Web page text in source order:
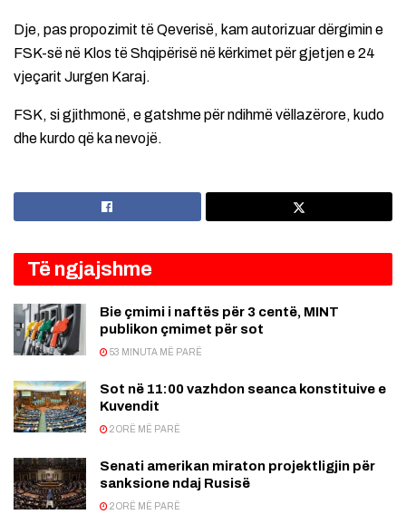
Dje, pas propozimit të Qeverisë, kam autorizuar dërgimin e
FSK-së në Klos të Shqipërisë në kërkimet për gjetjen e 24
vjeçarit Jurgen Karaj.
FSK, si gjithmonë, e gatshme për ndihmë vëllazërore, kudo
dhe kurdo që ka nevojë.
Të ngjajshme
Bie çmimi i naftës për 3 centë, MINT
publikon çmimet për sot
53 MINUTA MË PARË
Sot në 11:00 vazhdon seanca konstituive e
Kuvendit
2 ORË MË PARË
Senati amerikan miraton projektligjin për
sanksione ndaj Rusisë
2 ORË MË PARË